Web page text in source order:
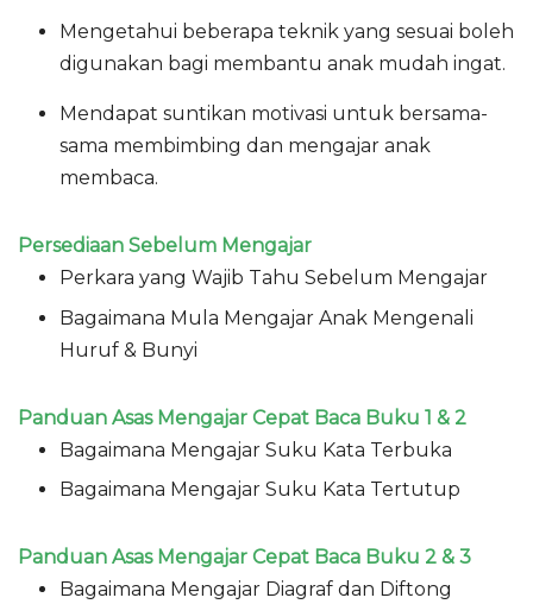
Mengetahui beberapa teknik yang sesuai boleh
digunakan bagi membantu anak mudah ingat.
Mendapat suntikan motivasi untuk bersama-
sama membimbing dan mengajar anak
membaca.
Persediaan Sebelum Mengajar
Perkara yang Wajib Tahu Sebelum Mengajar
Bagaimana Mula Mengajar Anak Mengenali
Huruf & Bunyi
Panduan Asas Mengajar Cepat Baca Buku 1 & 2
Bagaimana Mengajar Suku Kata Terbuka
Bagaimana Mengajar Suku Kata Tertutup
Panduan Asas Mengajar Cepat Baca Buku 2 & 3
Bagaimana Mengajar Diagraf dan Diftong